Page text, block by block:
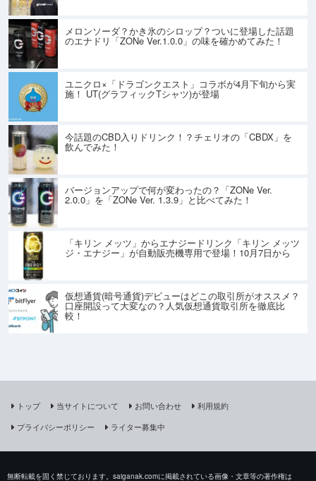
メロンソーダ？かき氷のシロップ？ついに登場した話題
のエナドリ「ZONe Ver.1.0.0」の味を確かめてみた！
ユニクロ×「ドラゴンクエスト」コラボが4月下旬から実
施！ UT(グラフィックTシャツ)が登場
今話題のCBD入りドリンク！？チェリオの「CBDX」を
飲んでみた！
バージョンアップで何が変わったの？「ZONe Ver.
2.0.0」を「ZONe Ver. 1.3.9」と比べてみた！
「キリン メッツ」からエナジードリンク「キリン メッツ
ジ・エナジー」が自動販売機専用で登場！10月7日から
仮想通貨(暗号通貨)デビューはどこの取引所がオススメ？
口座開設って大変なの？人気仮想通貨取引所を徹底比
較！
トップ 当サイトについて お問い合わせ
利用規約
プライバシーポリシー
ライター募集中
無断転載を固く禁じております。saiganak.comに掲載されている画像・文章等の著作権は